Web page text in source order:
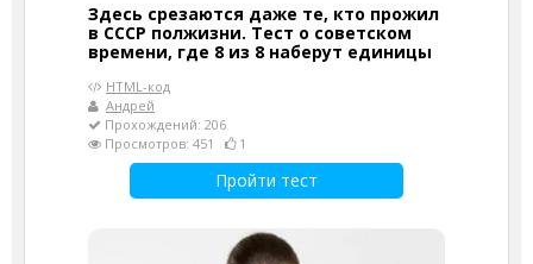
Здесь срезаются даже те, кто прожил
в СССР полжизни. Тест о советском
времени, где 8 из 8 наберут единицы
HTML-код
Андрей
Прохождений: 206
Просмотров: 451
1
Пройти тест